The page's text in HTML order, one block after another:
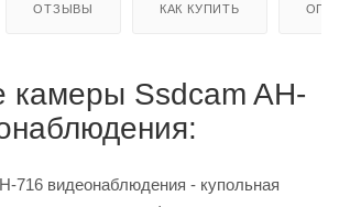
ОТЗЫВЫ КАК КУПИТЬ
камеры Ssdcam AH-
716 видеонаблюдения - купольная